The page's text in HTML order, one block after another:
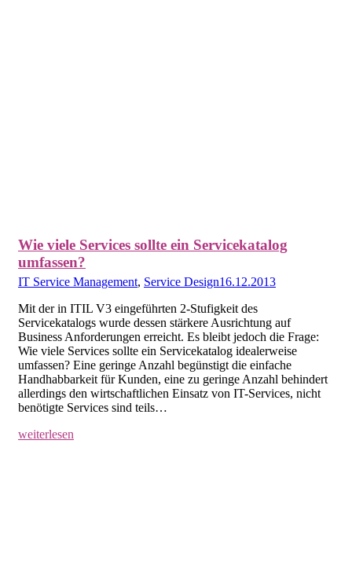
Wie viele Services sollte ein Servicekatalog
umfassen?
IT Service Management, Service Design16.12.2013
Mit der in ITIL V3 eingeführten 2-Stufigkeit des
Servicekatalogs wurde dessen stärkere Ausrichtung auf
Business Anforderungen erreicht. Es bleibt jedoch die Frage:
Wie viele Services sollte ein Servicekatalog idealerweise
umfassen? Eine geringe Anzahl begünstigt die einfache
Handhabbarkeit für Kunden, eine zu geringe Anzahl behindert
allerdings den wirtschaftlichen Einsatz von IT-Services, nicht
benötigte Services sind teils…
weiterlesen